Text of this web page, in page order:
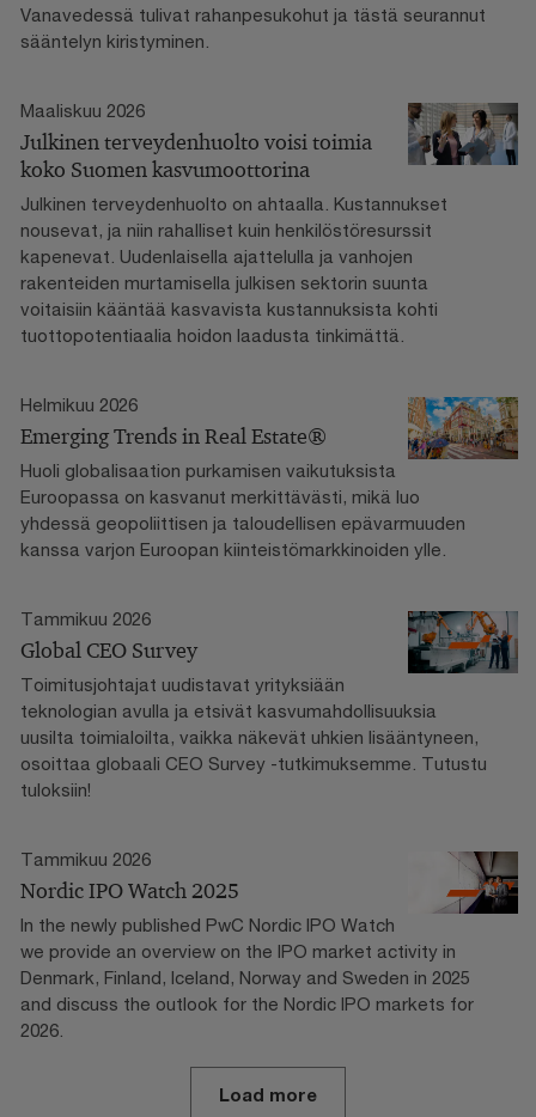
Vanavedessä tulivat rahanpesukohut ja tästä seurannut
sääntelyn kiristyminen.
Maaliskuu 2026
Julkinen terveydenhuolto voisi toimia
koko Suomen kasvumoottorina
Julkinen terveydenhuolto on ahtaalla. Kustannukset
nousevat, ja niin rahalliset kuin henkilöstöresurssit
kapenevat. Uudenlaisella ajattelulla ja vanhojen
rakenteiden murtamisella julkisen sektorin suunta
voitaisiin kääntää kasvavista kustannuksista kohti
tuottopotentiaalia hoidon laadusta tinkimättä.
Helmikuu 2026
Emerging Trends in Real Estate®
Huoli globalisaation purkamisen vaikutuksista
Euroopassa on kasvanut merkittävästi, mikä luo
yhdessä geopoliittisen ja taloudellisen epävarmuuden
kanssa varjon Euroopan kiinteistömarkkinoiden ylle.
Tammikuu 2026
Global CEO Survey
Toimitusjohtajat uudistavat yrityksiään
teknologian avulla ja etsivät kasvumahdollisuuksia
uusilta toimialoilta, vaikka näkevät uhkien lisääntyneen,
osoittaa globaali CEO Survey -tutkimuksemme. Tutustu
tuloksiin!
Tammikuu 2026
Nordic IPO Watch 2025
In the newly published PwC Nordic IPO Watch
we provide an overview on the IPO market activity in
Denmark, Finland, Iceland, Norway and Sweden in 2025
and discuss the outlook for the Nordic IPO markets for
2026.
Load more